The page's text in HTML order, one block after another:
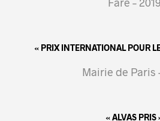
« PRIX INTERNATIONAL POUR
Mairie de Paris
« ALVAS PRIS